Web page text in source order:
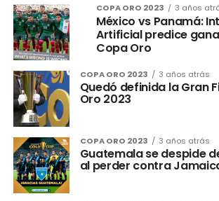
COPA ORO 2023 3 años
México vs Panamá:
Artificial predice
Copa Oro
COPA ORO 2023 3 años atrás
Quedó definida la Gran
Oro 2023
COPA ORO 2023 3 años atrás
Guatemala se despide
al perder contra